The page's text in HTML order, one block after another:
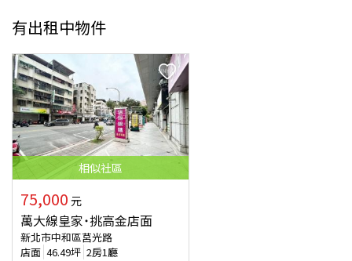
有出租中物件
相似社區
75,000 元
萬大線皇家˙挑高金店面
新北市中和區莒光路
店面 46.49坪 2房1廳